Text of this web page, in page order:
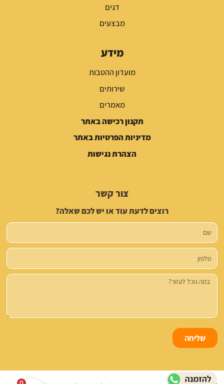
דגים
מבצעים
מידע
מועדון ההטבות
שירותים
מאמרים
תקנון רכישה באתר
מדיניות הפרטיות באתר
הצהרת נגישות
צור קשר
רוצים לדעת עוד או יש לכם שאלה?
שם
טלפון
הודעה
שליחה